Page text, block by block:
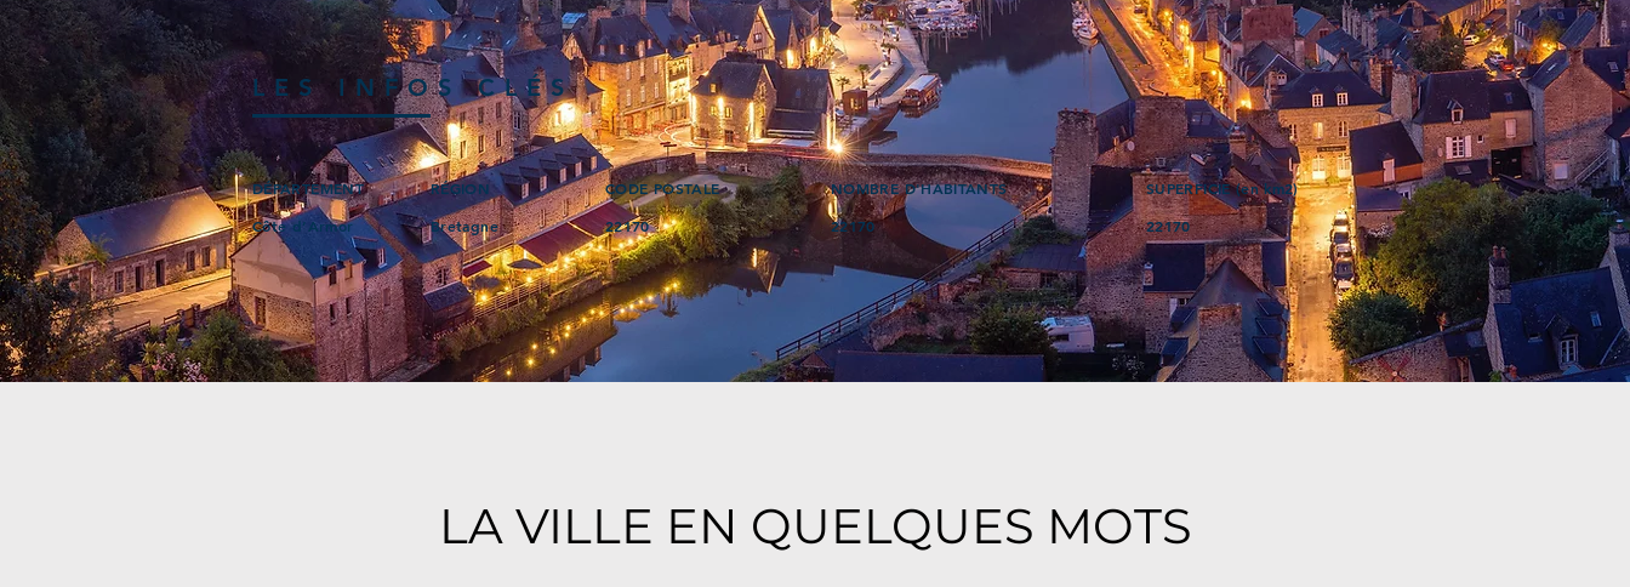
LES INFOS CLÉS
DÉPARTEMENT
Côte d’Armor
RÉGION
Bretagne
CODE POSTALE
22170
NOMBRE D'HABITANTS
22170
SUPERFICIE (en km2)
22170
LA VILLE EN QUELQUES MOTS